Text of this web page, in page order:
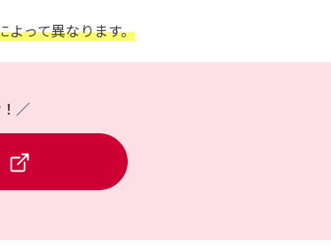
よって異なります。
／